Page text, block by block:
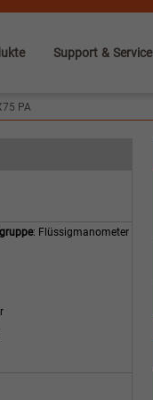
Support & Service
PA
: Flüssigmanometer